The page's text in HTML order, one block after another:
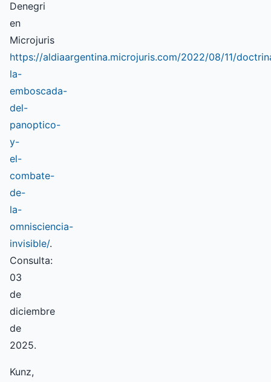
Denegri
en
Microjuris
https://aldiaargentina.microjuris.com/2022/08/11/
la-
emboscada-
del-
panoptico-
y-
el-
combate-
de-
la-
omnisciencia-
invisible/.
Consulta:
03
de
diciembre
de
2025.
Kunz,